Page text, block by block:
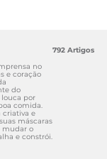
no
e coração
do
louca por
comida.
criativa e
máscaras
mudar o
e constrói.
792 Artigos